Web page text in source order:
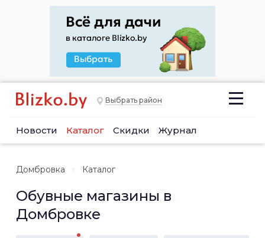
Выбрать район
Новости Каталог Скидки Журнал
Домбровка Каталог
Обувные магазины в
Домбровке